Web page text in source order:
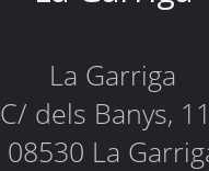
La Garriga
C/ dels Banys,
08530 La